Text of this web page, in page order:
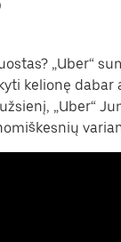
„Uber“
kelionę dabar
„Uber“